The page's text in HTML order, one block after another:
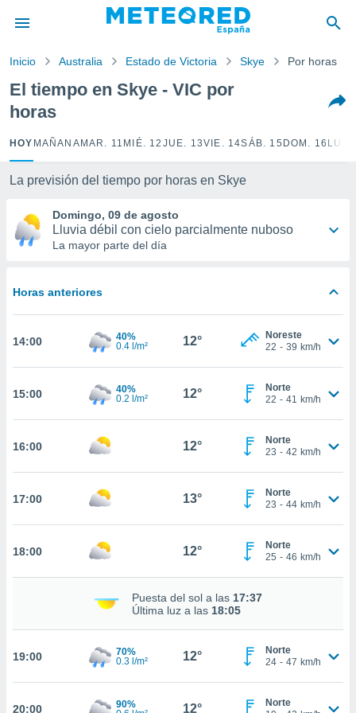
por
para
la
calidad.
a este
las
y
forma
basada
permite
coste.
botón
a la
todas
ya sean
nos
perfil
y
CONTINUAR
Inicio Australia Estado de Victoria Skye Por horas
El tiempo en Skye - VIC por
horas
HOY MAÑANA MAR. 11 MIÉ. 12 JUE. 13VIE. 14SÁB. 15 DOM. 16
La previsión del tiempo por horas en Skye
Domingo, 09 de agosto
Lluvia débil con cielo parcialmente nuboso
La mayor parte del día
Horas anteriores
14:00
40%
0.4 l/m²
12°
Noreste
22 - 39 km/h
15:00
40%
0.2 l/m²
12°
Norte
22 - 41 km/h
16:00 12°
Norte
23 - 42 km/h
17:00 13°
Norte
23 - 44 km/h
18:00 12°
Norte
25 - 46 km/h
Puesta del sol a las 17:37
Última luz a las 18:05
19:00
70%
0.3 l/m²
12°
Norte
24 - 47 km/h
20:00
90%
12°
Norte